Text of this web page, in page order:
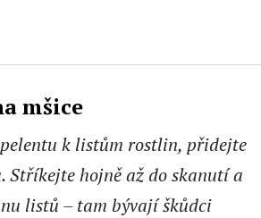
mšice
k listům rostlin, přidejte
hojně až do skanutí a
listů – tam bývají škůdci